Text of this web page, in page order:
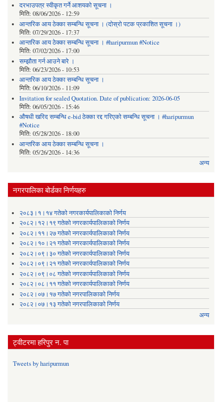
दरभाउपत्र स्वीकृत गर्ने आशयको सूचना ।
मिति: 08/06/2026 - 12:59
आन्तरिक आय ठेक्का सम्बन्धि सूचना । (दोस्रो पटक प्रकाशित सूचना ।)
मिति: 07/29/2026 - 17:37
आन्तरिक आय ठेक्का सम्बन्धि सूचना । #haripurmun #Notice
मिति: 07/02/2026 - 17:00
सम्झौता गर्न आउने बारे ।
मिति: 06/23/2026 - 10:53
आन्तरिक आय ठेक्का सम्बन्धि सूचना ।
मिति: 06/10/2026 - 11:09
Invitation for sealed Quotation. Date of publication: 2026-06-05
मिति: 06/05/2026 - 15:46
औषधी खरिद सम्बन्धि e-bid ठेक्का रद्द गरिएको सम्बन्धि सूचना । #haripurmun
#Notice
मिति: 05/28/2026 - 18:00
आन्तरिक आय ठेक्का सम्बन्धि सूचना ।
मिति: 05/26/2026 - 14:36
अन्य
नगरपालिका बोर्डका निर्णयहरु
२०८३।१।१४ गतेको नगरकार्यपालिकाको निर्णय
२०८२।१२।१९ गतेको नगरकार्यपालिकाको निर्णय
२०८२।११।२७ गतेको नगरकार्यपालिकाको निर्णय
२०८२।१०।२१ गतेको नगरकार्यपालिकाको निर्णय
२०८२।०९।३० गतेको नगरकार्यपालिकाको निर्णय
२०८२।०९।२१ गतेको नगरकार्यपालिकाको निर्णय
२०८२।०९।०८ गतेको नगरकार्यपालिकाको निर्णय
२०८२।०८।११ गतेको नगरकार्यपालिकाको निर्णय
२०८२।०७।१७ गतेको नगरपालिकाको निर्णय
२०८२।०७।१३ गतेको नगरपालिकाको निर्णय
अन्य
ट्वीटरमा हरिपुर न. पा
Tweets by haripurmun